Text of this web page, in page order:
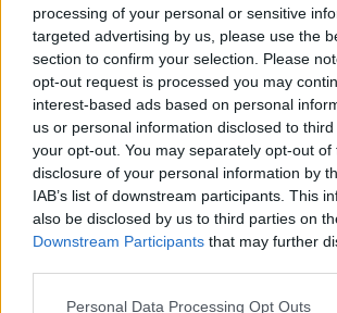
processing of your personal or sensitive
targeted advertising by us, please use the
section to confirm your selection. Please
opt-out request is processed you may
interest-based ads based on personal
us or personal information disclosed to
your opt-out. You may separately opt-out of
disclosure of your personal information by
IAB’s list of downstream participants. This
also be disclosed by us to third parties on
Downstream Participants that may further
Personal Data Processing Opt Outs
Οι συγγραφείς είναι και οι δύο
διαφορετικά κίνητρα για τη
Η εξειδίκευση του Byron έγκειται
ψυχολογίακαι ειδικότερα στον τρόπο
μουσική αλληλεπιδρά με τη
O’Regan επικεντρώνεται στη
στο Ωδείο Μουσικής του Σίδνεϊ.